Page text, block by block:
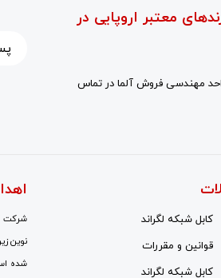
معتبر اروپایی در
مهندسی فروش آلما در تماس
کابل شبکه لگراند
قوانین و مقررات
کابل شبکه لگراند
شرکت
نوین
شده